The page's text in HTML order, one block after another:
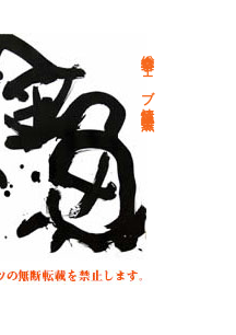
総合文学ウェブ情報誌 文学金魚